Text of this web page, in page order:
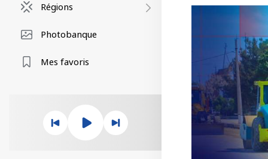
Régions
Photobanque
Mes favoris